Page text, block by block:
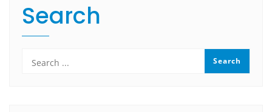
Search